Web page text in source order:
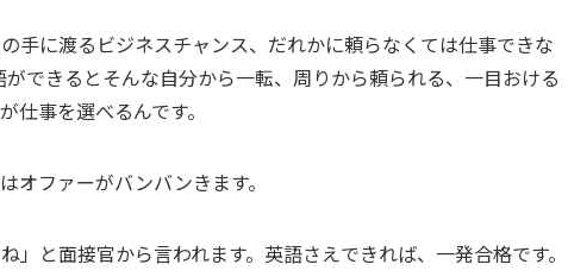
手に渡るビジネスチャンス、だれかに頼らなくては仕事できな
できるとそんな自分から一転、周りから頼られる、一目おける
仕事を選べるんです。
オファーがバンバンきます。
と面接官から言われます。英語さえできれば、一発合格です。